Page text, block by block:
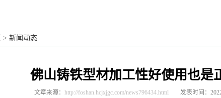
> 新闻动态
佛山铸铁型材加工性好使用也是
文章来源： http://foshan.hcjxjgc.com/news796434.html 发表时间：